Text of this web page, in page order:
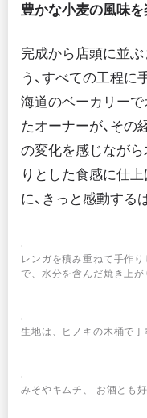
豊かな小麦の風味
完成から店頭に並
う、すべての工程に
海道のベーカリー
たオーナーが、その
の変化を感じながら
りとした食感に仕
に、きっと感動する
レンガを積み重ねて手作
で、水分を含んだ焼き上が
生地は、ヒノキの木桶で
みそやキムチ、 お酒とも好